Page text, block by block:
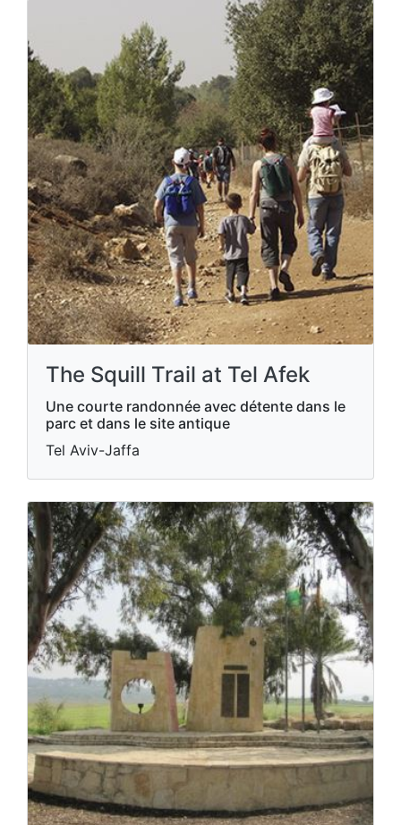
The Squill Trail at Tel Afek
Une courte randonnée avec détente dans le
parc et dans le site antique
Tel Aviv-Jaffa